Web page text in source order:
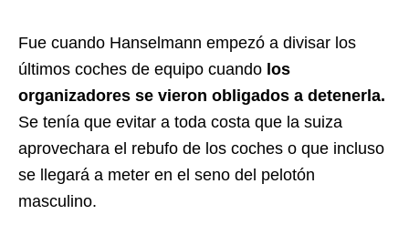
Fue cuando Hanselmann empezó a divisar los
últimos coches de equipo cuando los
organizadores se vieron obligados a detenerla.
Se tenía que evitar a toda costa que la suiza
aprovechara el rebufo de los coches o que incluso
se llegará a meter en el seno del pelotón
masculino.